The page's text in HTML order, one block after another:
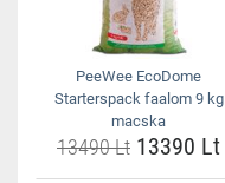
PeeWee EcoDome
Starterspack faalom 9 kg
macska
13490 Lt 13390 Lt